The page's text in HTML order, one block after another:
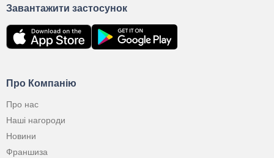
Про Компанію
Про нас
Наші нагороди
Новини
Франшиза
Завантажити застосунок